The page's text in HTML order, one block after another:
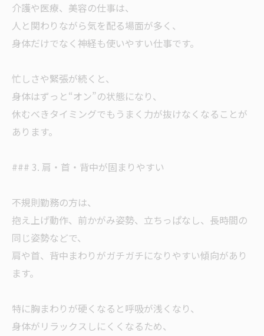
介護や医療、美容の仕事は、
人と関わりながら気を配る場面が多く、
身体だけでなく神経も使いやすい仕事です。
忙しさや緊張が続くと、
身体はずっと“オン”の状態になり、
休むべきタイミングでもうまく力が抜けなくなることが
あります。
### 3. 肩・首・背中が固まりやすい
不規則勤務の方は、
抱え上げ動作、前かがみ姿勢、立ちっぱなし、長時間の
同じ姿勢などで、
肩や首、背中まわりがガチガチになりやすい傾向があり
ます。
特に胸まわりが硬くなると呼吸が浅くなり、
身体がリラックスしにくくなるため、